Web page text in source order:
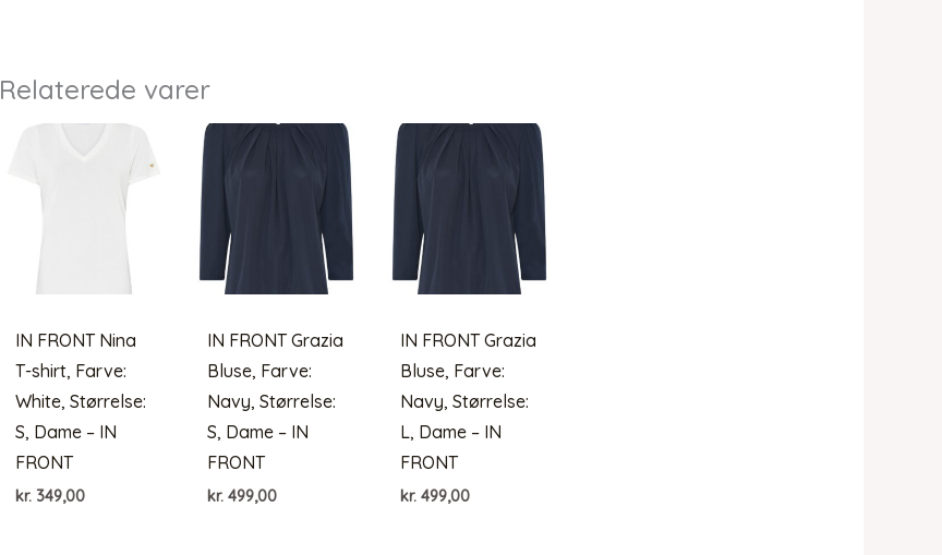
Relaterede varer
IN FRONT Nina
T-shirt, Farve:
White, Størrelse:
S, Dame – IN
FRONT
kr.349,00
IN FRONT Grazia
Bluse, Farve:
Navy, Størrelse:
S, Dame – IN
FRONT
kr. 499,00
IN FRONT Grazia
Bluse, Farve:
Navy, Størrelse:
L, Dame – IN
FRONT
kr. 499,00